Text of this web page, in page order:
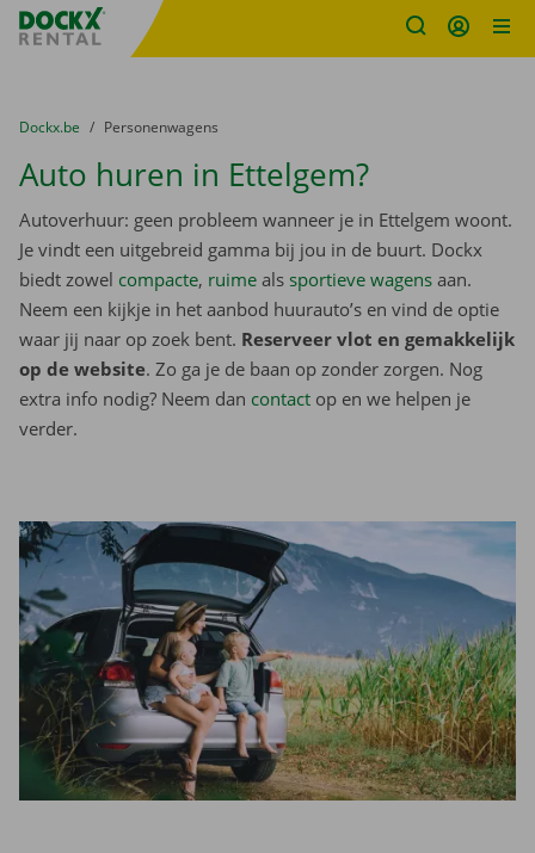
Fratello DEMO
U bevindt zich hier:
van
Dockx.be naar
Personenwagens
Auto huren in Ettelgem?
Autoverhuur: geen probleem wanneer je in Ettelgem woont.
Je vindt een uitgebreid gamma bij jou in de buurt. Dockx
biedt zowel compacte, ruime als sportieve wagens aan.
Neem een kijkje in het aanbod huurauto’s en vind de optie
waar jij naar op zoek bent. Reserveer vlot en gemakkelijk
op de website. Zo ga je de baan op zonder zorgen. Nog
extra info nodig? Neem dan contact op en we helpen je
verder.